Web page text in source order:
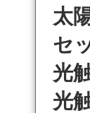
太
セ
光
光